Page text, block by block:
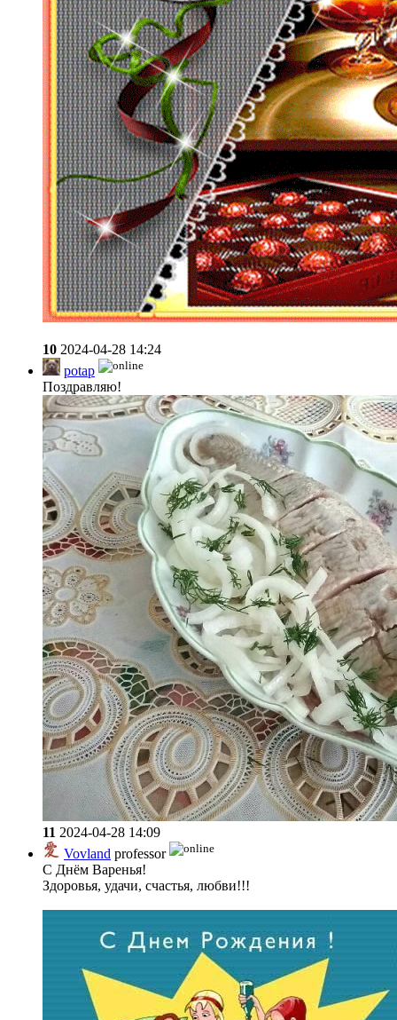
10 2024-04-28 14:24
potap
Поздравляю!
11 2024-04-28 14:09
Vovland professor
С Днём Варенья!
Здоровья, удачи, счастья, любви!!!